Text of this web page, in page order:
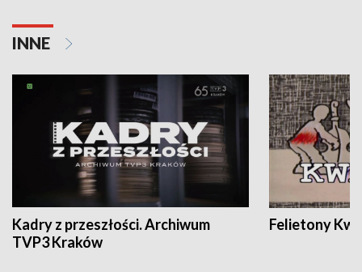
INNE
Kadry z przeszłości. Archiwum
TVP3 Kraków
Felietony